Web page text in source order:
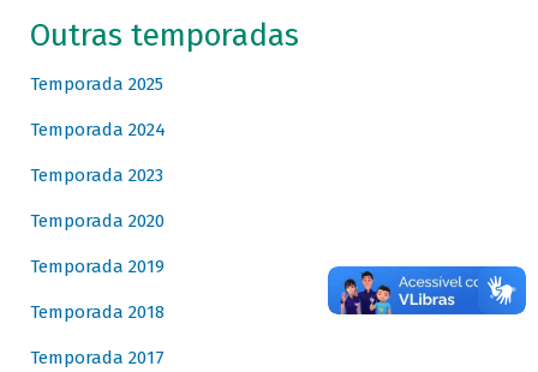
Outras temporadas
Temporada 2025
Temporada 2024
Temporada 2023
Temporada 2020
Temporada 2019
Temporada 2018
Temporada 2017